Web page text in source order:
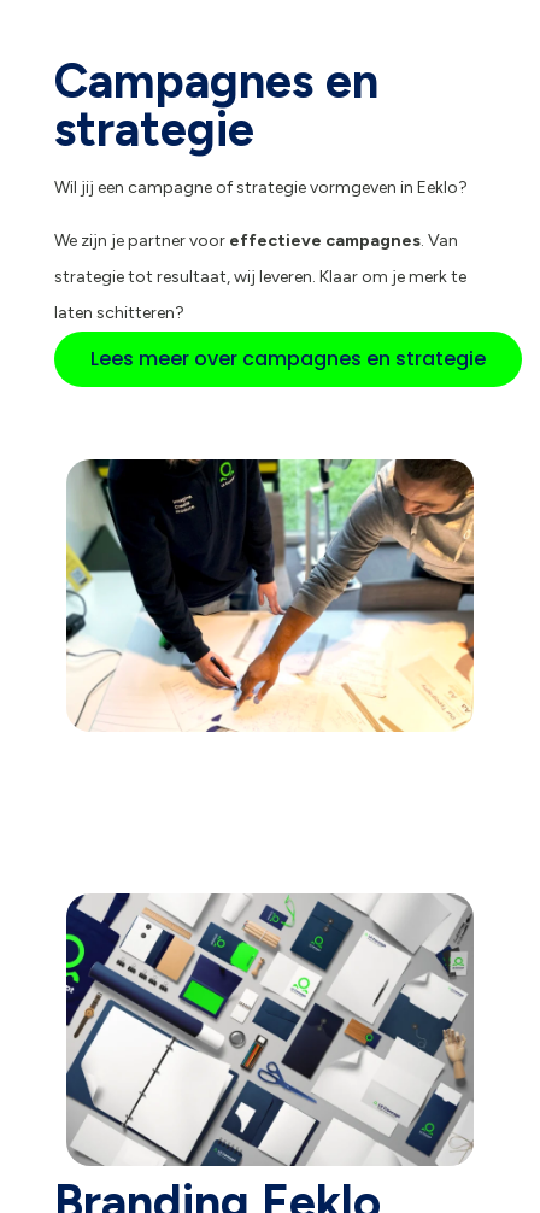
Campagnes en
strategie
Wil jij een campagne of strategie vormgeven in Eeklo?
We zijn je partner voor effectieve campagnes. Van
strategie tot resultaat, wij leveren. Klaar om je merk te
laten schitteren?
Lees meer over campagnes en strategie